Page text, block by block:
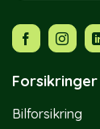
Forsikringer
Bilforsikring